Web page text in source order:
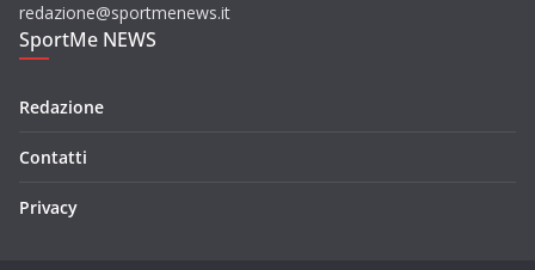
redazione@sportmenews.it
SportMe NEWS
Redazione
Contatti
Privacy